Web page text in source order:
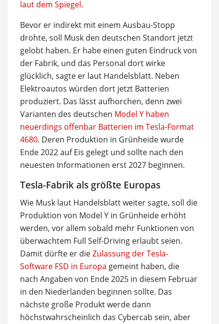
laut dem Spiegel.
Bevor er indirekt mit einem Ausbau-Stopp
drohte, soll Musk den deutschen Standort jetzt
gelobt haben. Er habe einen guten Eindruck von
der Fabrik, und das Personal dort wirke
glücklich, sagte er laut Handelsblatt. Neben
Elektroautos würden dort jetzt Batterien
produziert. Das lässt aufhorchen, denn zwei
Varianten des deutschen Model Y haben
neuerdings offenbar Batterien im Tesla-Format
4680. Deren Produktion in Grünheide wurde
Ende 2022 auf Eis gelegt und sollte nach den
neuesten Informationen erst 2027 beginnen.
Tesla-Fabrik als größte Europas
Wie Musk laut Handelsblatt weiter sagte, soll die
Produktion von Model Y in Grünheide erhöht
werden, vor allem sobald mehr Funktionen von
überwachtem Full Self-Driving erlaubt seien.
Damit dürfte er dieZulassung der Tesla-
Software FSD in Europa gemeint haben, die
nach Angaben von Ende 2025 in diesem Februar
in den Niederlanden beginnen sollte. Das
nächste große Produkt werde dann
höchstwahrscheinlich das Cybercab sein, aber